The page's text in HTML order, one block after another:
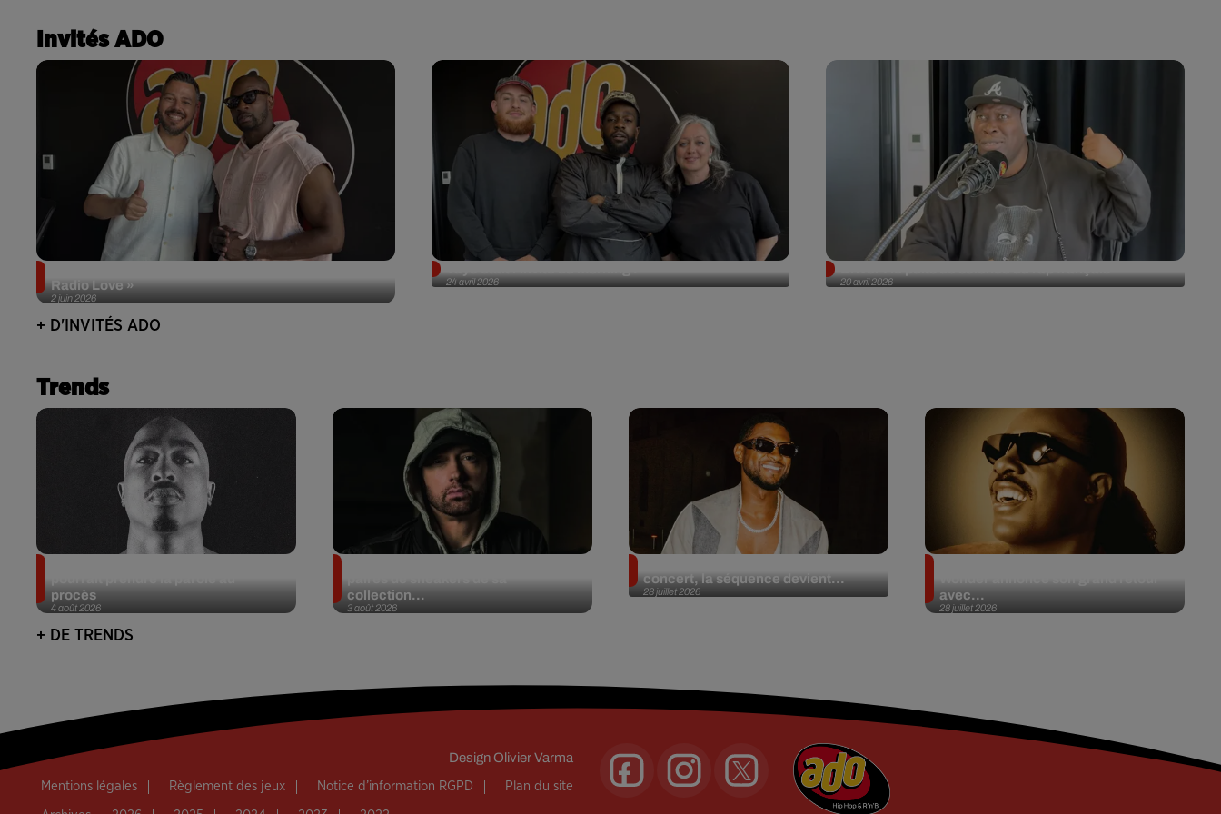
Invités ADO
2 juin 2026
Radio Love »
24 avril 2026 20 avril 2026
+ D'INVITÉS ADO
Trends
4 août 2026
procès
3 août 2026
collection...
28 juillet 2026
concert, la séquence devient...
28 juillet 2026
avec...
+ DE TRENDS
Design Olivier Varma
Mentions légales Règlement des jeux Notice d’information RGPD Plan du site